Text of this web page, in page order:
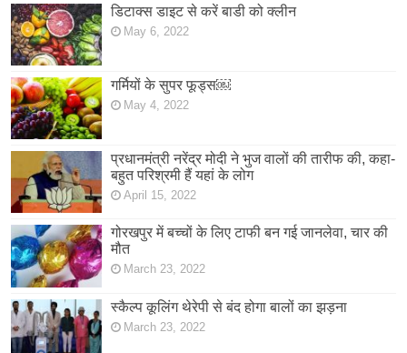
डिटाक्स डाइट से करें बाडी को क्लीन
May 6, 2022
गर्मियों के सुपर फूड्स￼
May 4, 2022
प्रधानमंत्री नरेंद्र मोदी ने भुज वालों की तारीफ की, कहा-
बहुत परिश्रमी हैं यहां के लोग
April 15, 2022
गोरखपुर में बच्चों के लिए टाफी बन गई जानलेवा, चार की
मौत
March 23, 2022
स्कैल्प कूलिंग थेरेपी से बंद होगा बालों का झड़ना
March 23, 2022